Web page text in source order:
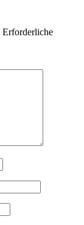
Erforderliche